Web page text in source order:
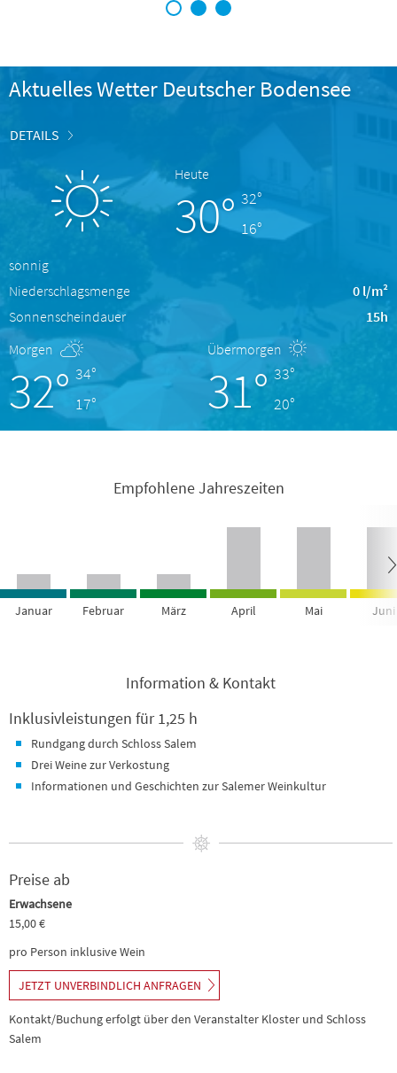
1 2 3
Aktuelles Wetter Deutscher Bodensee
DETAILS
Heute
30° 32°
16°
sonnig
Niederschlagsmenge
0 l/m²
Sonnenscheindauer
15h
Morgen
32° 34°
17°
Übermorgen
31° 33°
20°
Empfohlene Jahreszeiten
Januar Februar März April Mai Juni
Information & Kontakt
Inklusivleistungen für 1,25 h
Rundgang durch Schloss Salem
Drei Weine zur Verkostung
Informationen und Geschichten zur Salemer Weinkultur
Preise ab
Erwachsene
15,00 €
pro Person inklusive Wein
JETZT UNVERBINDLICH ANFRAGEN
Kontakt/Buchung erfolgt über den Veranstalter Kloster und Schloss
Salem